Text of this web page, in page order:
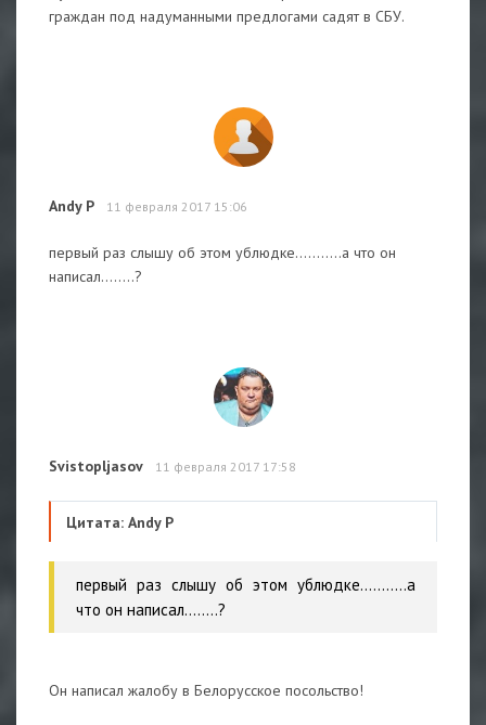
граждан под надуманными предлогами садят в СБУ.
Andy P 11 февраля 2017 15:06
первый раз слышу об этом ублюдке...........а что он
написал........?
Svistopljasov 11 февраля 2017 17:58
Цитата: Andy P
первый раз слышу об этом ублюдке...........а
что он написал........?
Он написал жалобу в Белорусское посольство!